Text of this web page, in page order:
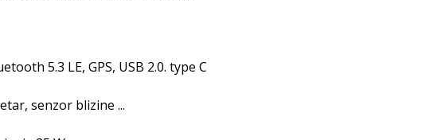
5.3 LE, GPS, USB 2.0. type C
senzor blizine ...